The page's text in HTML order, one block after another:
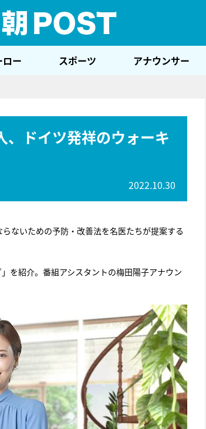
ー スポーツ アナウンサー
、ドイツ発祥のウォーキ
2022.10.30
ないための予防・改善法を名医たちが提案する
を紹介。番組アシスタントの梅田陽子アナウン
E齋藤樹愛羅＆佐々木舞香SPインタ
ビュー